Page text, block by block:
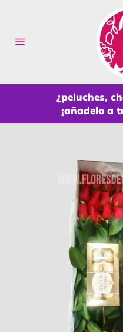
contenido
¿peluches,
¡añadelo a